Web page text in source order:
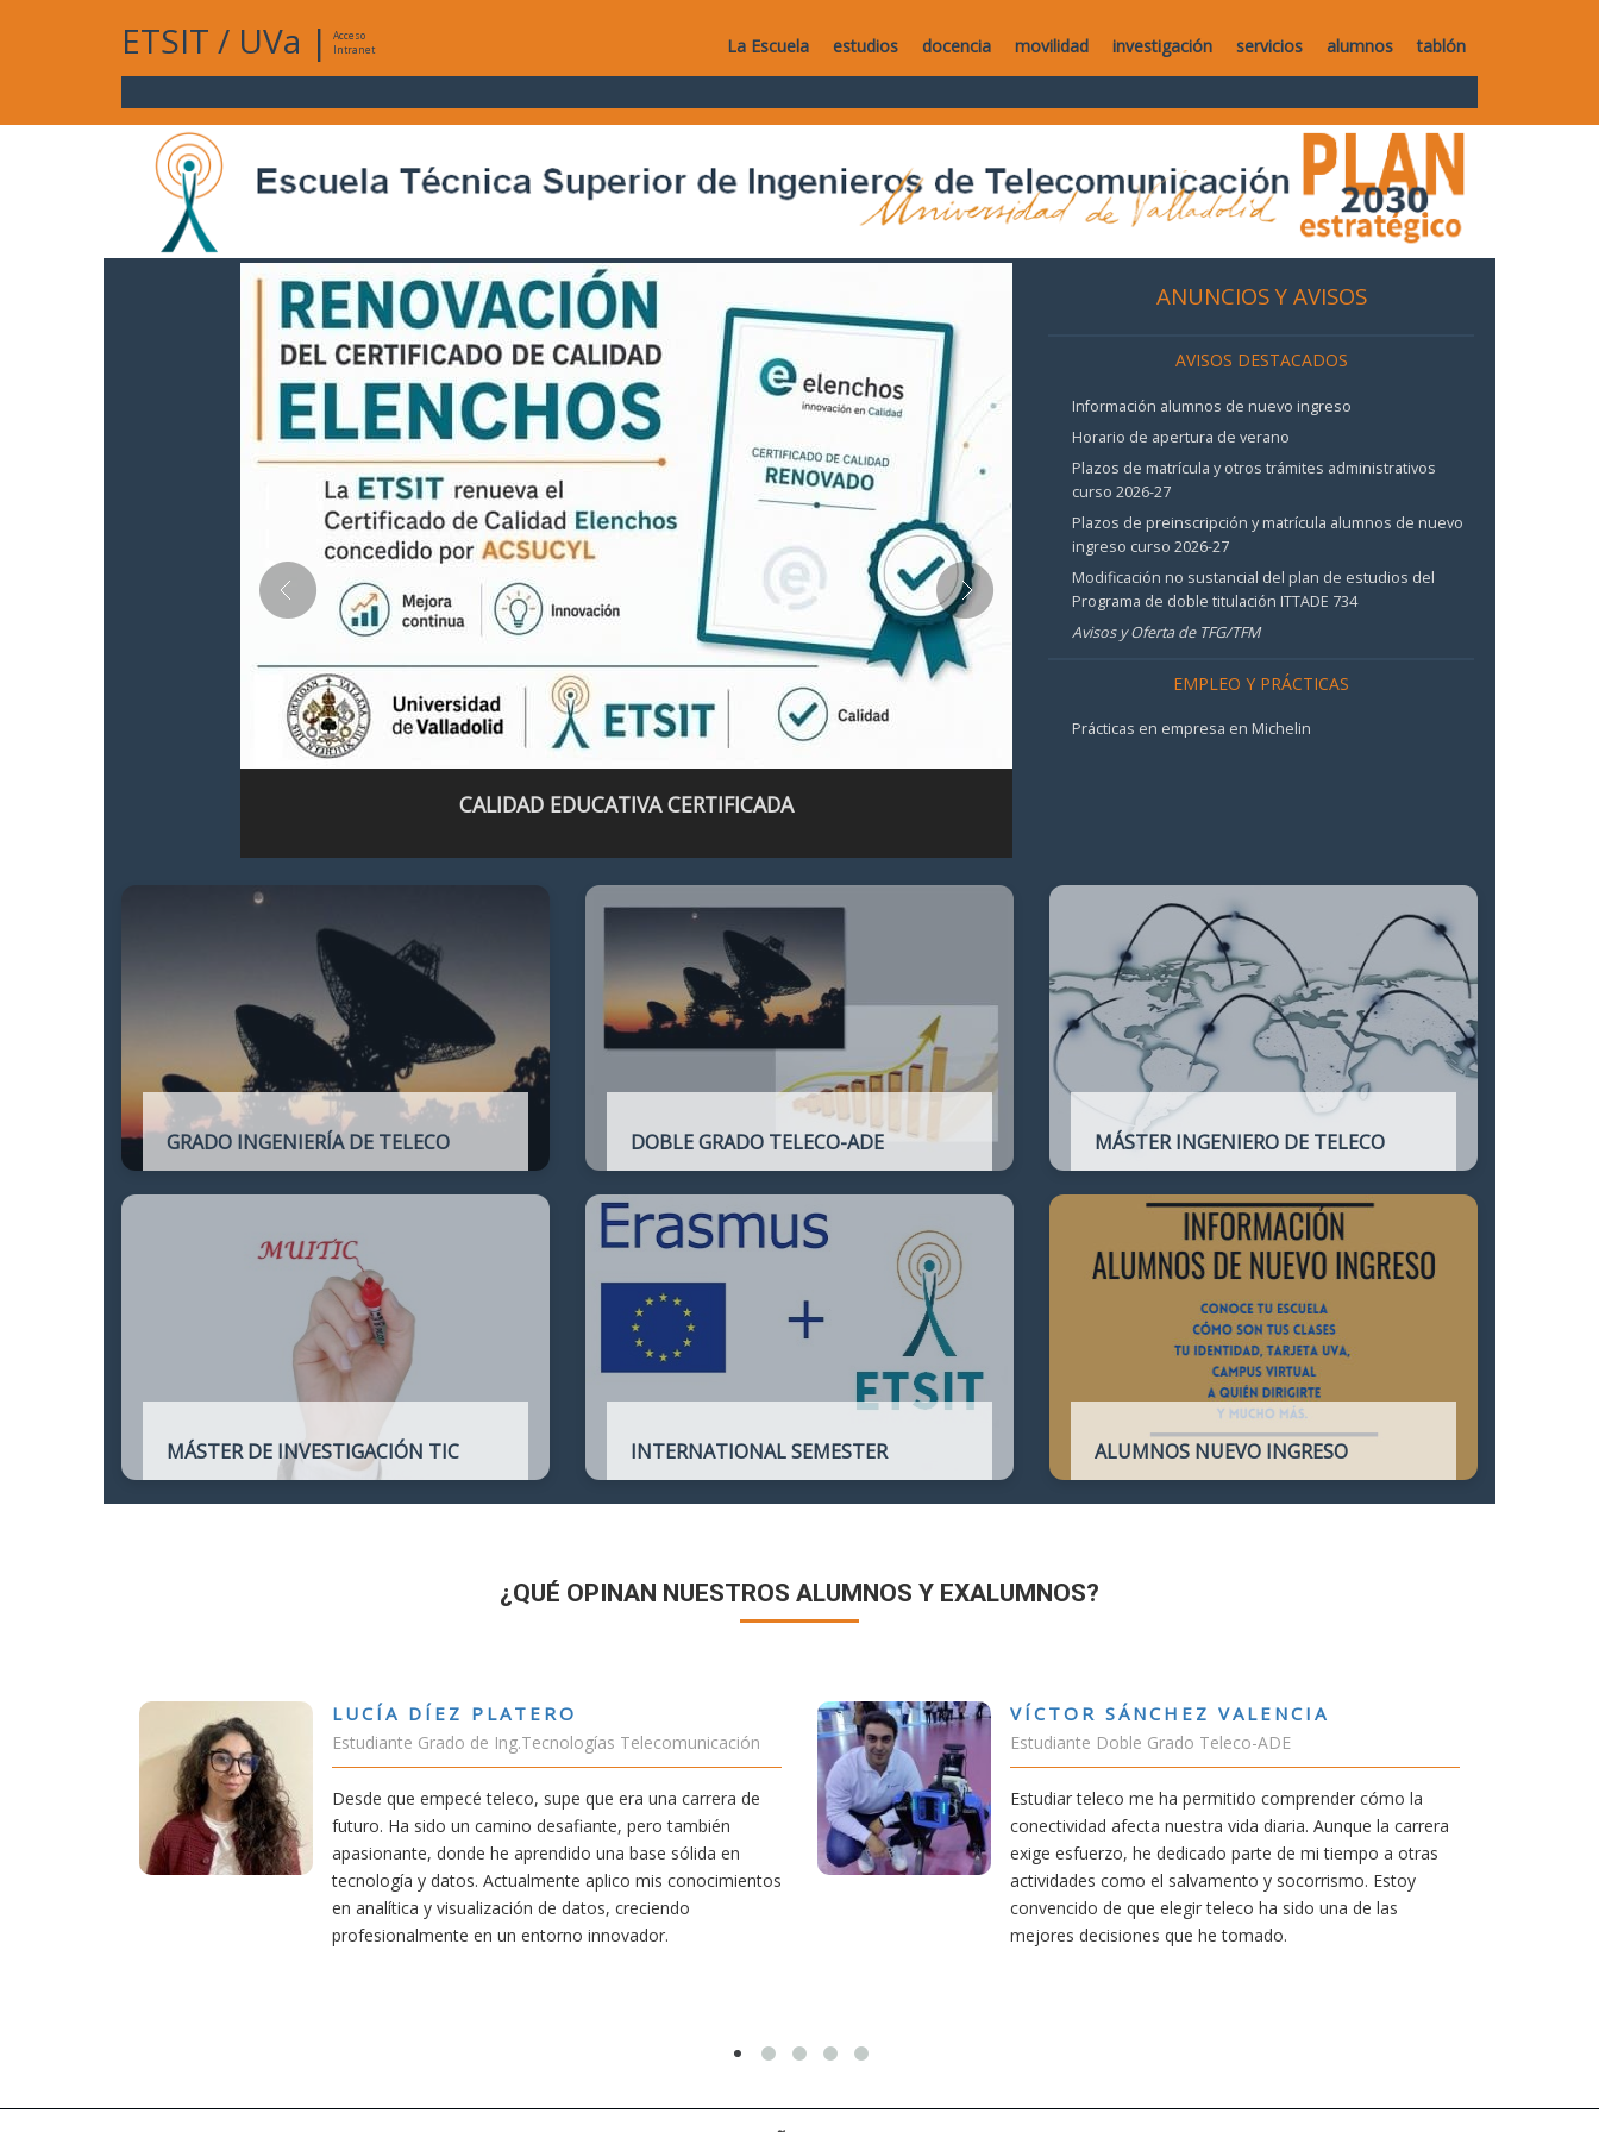
ETSIT / UVa |
Acceso
Intranet
La Escuela estudios docencia movilidad investigación servicios alumnos tablón
CALIDAD EDUCATIVA CERTIFICADA
ANUNCIOS Y AVISOS
AVISOS DESTACADOS
Información alumnos de nuevo ingreso
Horario de apertura de verano
Plazos de matrícula y otros trámites administrativos
curso 2026-27
Plazos de preinscripción y matrícula alumnos de nuevo
ingreso curso 2026-27
Modificación no sustancial del plan de estudios del
Programa de doble titulación ITTADE 734
Avisos y Oferta de TFG/TFM
EMPLEO Y PRÁCTICAS
Prácticas en empresa en Michelin
GRADO INGENIERÍA DE TELECO DOBLE GRADO TELECO-ADE
Ingeniería de Telecomunicación con la de
Administración y Dirección de Empresas
MÁSTER INGENIERO DE TELECO
profesionales del Ingeniero de
Telecomunicación y que habilita para el
ejercicio de la profesión.
MÁSTER DE INVESTIGACIÓN TIC INTERNATIONAL SEMESTER ALUMNOS NUEVO INGRESO
¿QUÉ OPINAN NUESTROS ALUMNOS Y EXALUMNOS?
PLATERO
de Ing.Tecnologías Telecomunicación
teleco, supe que era una carrera de
un camino desafiante, pero también
he aprendido una base sólida en
Actualmente aplico mis conocimientos
VÍCTOR SÁNCHEZ VALENCIA
Estudiante Doble Grado Teleco-ADE
Estudiar teleco me ha permitido comprender cómo la
conectividad afecta nuestra vida diaria. Aunque la carrera
exige esfuerzo, he dedicado parte de mi tiempo a otras
actividades como el salvamento y socorrismo. Estoy
convencido de que elegir teleco ha sido una de las
mejores decisiones que he tomado.
RUBÉN URRACA TORICES
Estudiante Grado de Ing.Tecnologías
En cualquier carrera necesitas una buena
mía siempre ha sido poder trabajar en Japón
carrera de teleco me dará la oportunidad
Aunque al principio parezca duro, uno
mereció la pena por las múltiples
titulación ofrece.